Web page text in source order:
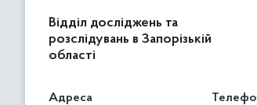
Відділ досліджень та
розслідувань в Запорізькій
області
Адреса